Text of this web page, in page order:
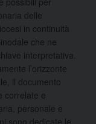
delle
in continuità
che ne
interpretativa.
l’orizzonte
il documento
correlate e
personale e
sono dedicate le